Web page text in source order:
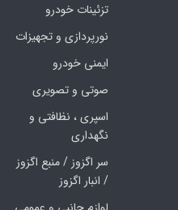
تزئینات خودرو
نورپردازی و تجهیزات
ایمنی خودرو
صوتی و تصویری
اسپری ، نظافتی و
نگهداری
سر اگزوز / منبع اگزوز
/ انبار اگزوز